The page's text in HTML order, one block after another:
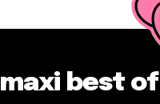
maxi best of